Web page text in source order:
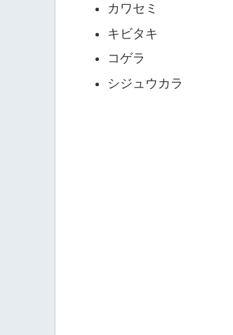
カワセミ
キビタキ
コゲラ
シジュウカラ